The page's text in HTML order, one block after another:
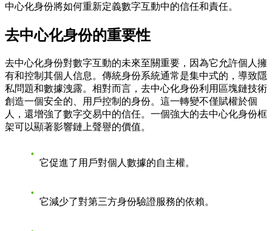
中心化身份將如何重新定義數字互動中的信任和責任。
去中心化身份的重要性
去中心化身份對數字互動的未來至關重要，因為它允許個人擁
有和控制其個人信息。傳統身份系統通常是集中式的，導致隱
私問題和數據洩露。相對而言，去中心化身份利用區塊鏈技術
創造一個安全的、用戶控制的身份。這一轉變不僅賦權於個
人，還增強了數字交易中的信任。一個強大的去中心化身份框
架可以顯著影響鏈上聲譽的價值。
它促進了用戶對個人數據的自主權。
它減少了對第三方身份驗證服務的依賴。